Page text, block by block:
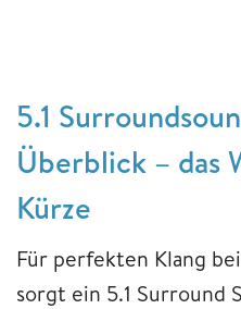
5.1
Überblick – das
Kürze
Für perfekten Klang
sorgt ein 5.1 Surround